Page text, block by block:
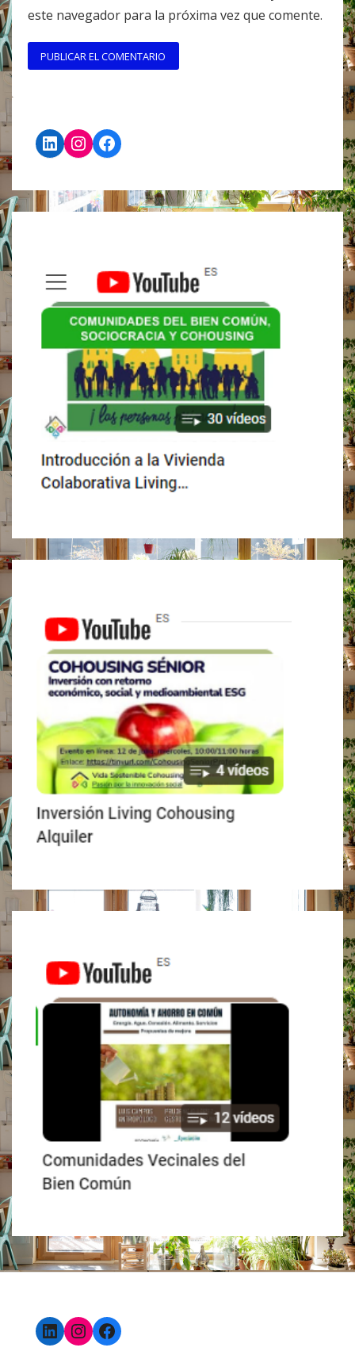
este navegador para la próxima vez que comente.
LinkedIn
Instagram
Facebook
LinkedIn
Instagram
Facebook